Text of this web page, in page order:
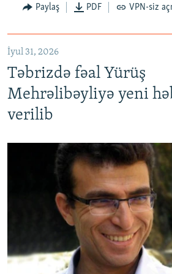
Paylaş PDF VPN-siz
İyul 31, 2026
Təbrizdə fəal Yürüş
Mehrəlibəyliyə yeni
verilib